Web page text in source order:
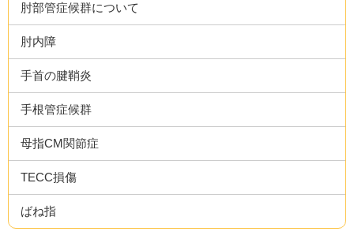
肘部管症候群について
肘内障
手首の腱鞘炎
手根管症候群
母指CM関節症
TECC損傷
ばね指